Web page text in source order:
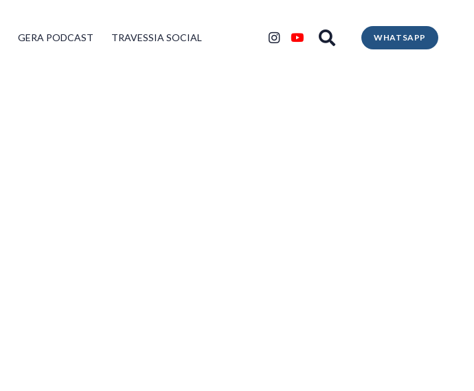
GERA PODCAST TRAVESSIA SOCIAL WHATSAPP